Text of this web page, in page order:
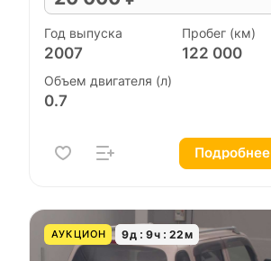
Год выпуска
2007
Пробег (км)
122 000
Объем двигателя (л)
0.7
Подробнее
АУКЦИОН 9д 9ч 22м